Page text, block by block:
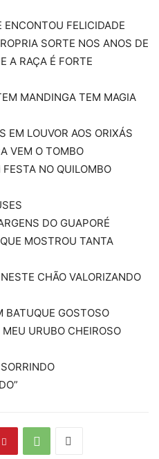
ENCONTOU FELICIDADE
SORTE NOS ANOS DE
A RAÇA É FORTE
MANDINGA TEM MAGIA
EM LOUVOR AOS ORIXÁS
VEM O TOMBO
NO QUILOMBO
DO GUAPORÉ
MOSTROU TANTA
CHÃO VALORIZANDO
BATUQUE GOSTOSO
URUBO CHEIROSO